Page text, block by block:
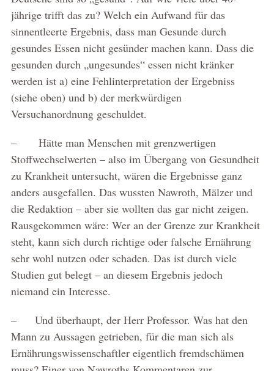
jährige trifft das zu? Welch ein Aufwand für das
sinnentleerte Ergebnis, dass man Gesunde durch
gesundes Essen nicht gesünder machen kann. Dass die
gesunden durch „ungesundes“ essen nicht kränker
werden ist a) eine Fehlinterpretation der Ergebniss
(siehe oben) und b) der merkwürdigen
Versuchanordnung geschuldet.
– Hätte man Menschen mit grenzwertigen
Stoffwechselwerten – also im Übergang von Gesundheit
zu Krankheit untersucht, wären die Ergebnisse ganz
anders ausgefallen. Das wussten Nawroth, Mälzer und
die Redaktion – aber sie wollten das gar nicht zeigen.
Rausgekommen wäre: Wer an der Grenze zur Krankheit
steht, kann sich durch richtige oder falsche Ernährung
sehr wohl nutzen oder schaden. Das ist durch viele
Studien gut belegt – an diesem Ergebnis jedoch
niemand ein Interesse.
– Und überhaupt, der Herr Professor. Was hat den
Mann zu Aussagen getrieben, für die man sich als
Ernährungswissenschaftler eigentlich fremdschämen